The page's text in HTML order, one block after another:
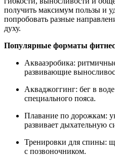
получить максимум пользы и
попробовать разные
духу.
Популярные форматы
Аквааэробика:
развивающие
Акваджоггинг: бег в
специального пояса.
Плавание по дорожкам:
развивает дыхательную
Тренировки для спины:
с позвоночником.